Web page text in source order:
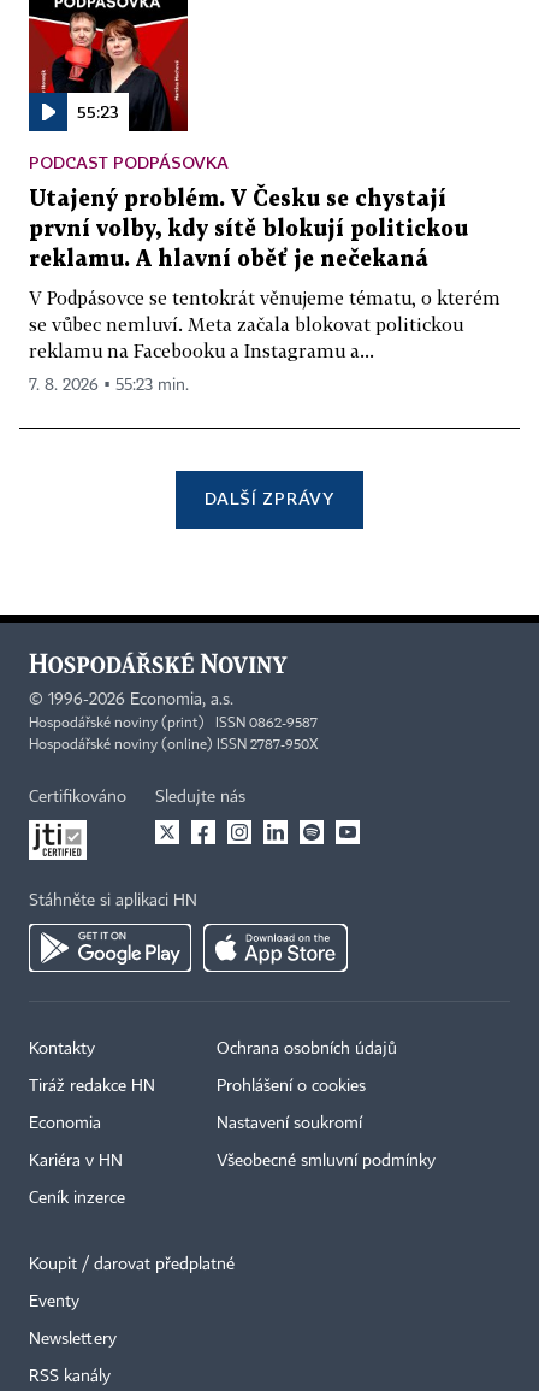
55:23
PODCAST PODPÁSOVKA
Utajený problém. V Česku se chystají
první volby, kdy sítě blokují politickou
reklamu. A hlavní oběť je nečekaná
V Podpásovce se tentokrát věnujeme tématu, o kterém
se vůbec nemluví. Meta začala blokovat politickou
reklamu na Facebooku a Instagramu a...
7. 8. 2026 ▪ 55:23 min.
DALŠÍ ZPRÁVY
© 1996-2026 Economia, a.s.
Hospodářské noviny (print) ISSN 0862-9587
Hospodářské noviny (online) ISSN 2787-950X
Certifikováno Sledujte nás
Stáhněte si aplikaci HN
Kontakty
Tiráž redakce HN
Economia
Kariéra v HN
Ceník inzerce
Ochrana osobních údajů
Prohlášení o cookies
Nastavení soukromí
Všeobecné smluvní podmínky
Koupit / darovat předplatné
Eventy
Newslettery
RSS kanály